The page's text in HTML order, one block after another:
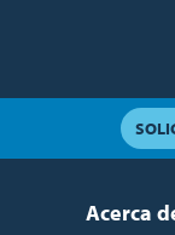
Acerca